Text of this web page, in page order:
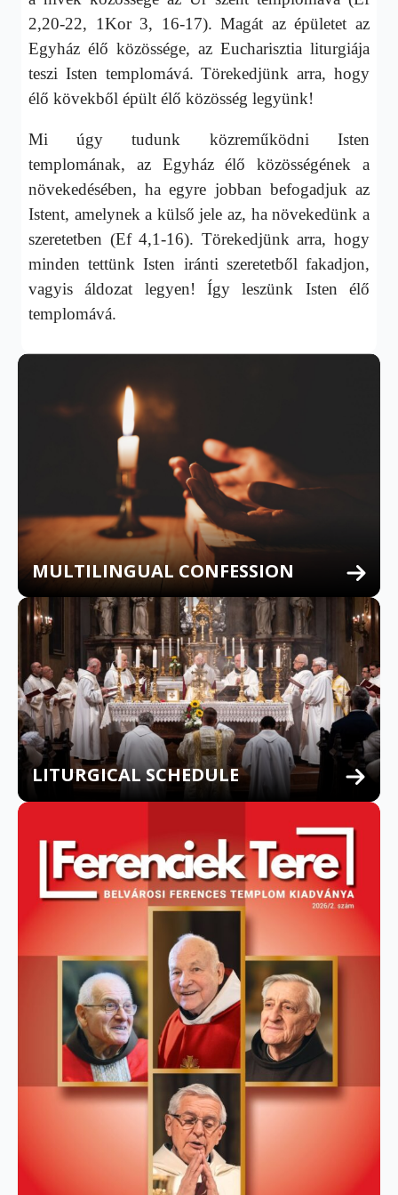
2,20-22, 1Kor 3, 16-17). Magát az épületet az
Egyház élő közössége, az Eucharisztia liturgiája
teszi Isten templomává. Törekedjünk arra, hogy
élő kövekből épült élő közösség legyünk!
Mi úgy tudunk közreműködni Isten
templomának, az Egyház élő közösségének a
növekedésében, ha egyre jobban befogadjuk az
Istent, amelynek a külső jele az, ha növekedünk a
szeretetben (Ef 4,1-16). Törekedjünk arra, hogy
minden tettünk Isten iránti szeretetből fakadjon,
vagyis áldozat legyen! Így leszünk Isten élő
templomává.
MULTILINGUAL CONFESSION
LITURGICAL SCHEDULE